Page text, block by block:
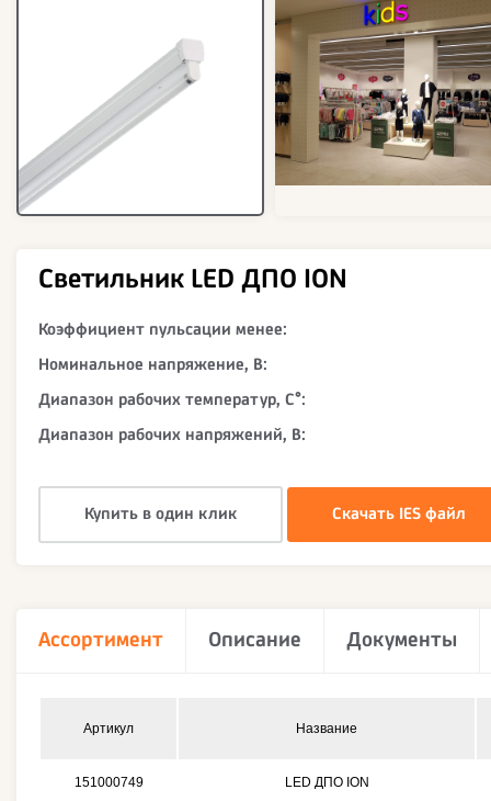
Светильник LED ДПО ION
Коэффициент пульсации менее:
Номинальное напряжение, В:
Диапазон рабочих температур, С°:
Диапазон рабочих напряжений, В:
Купить в один клик Скачать IES файл
Ассортимент Описание Документы
Артикул Название
151000749 LED ДПО ION